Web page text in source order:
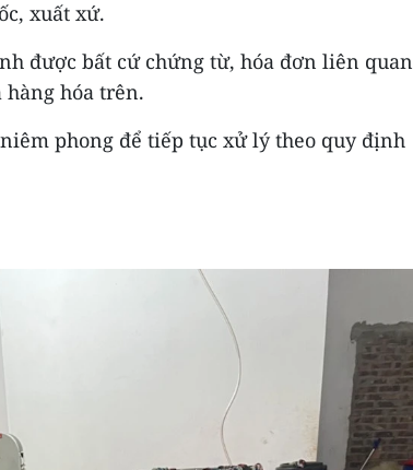
xuất xứ.
được bất cứ chứng từ, hóa đơn liên quan
hàng hóa trên.
phong để tiếp tục xử lý theo quy định